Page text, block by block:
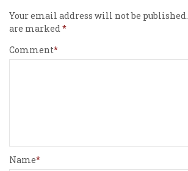
Your email address will not be published.
are marked
Comment
Name